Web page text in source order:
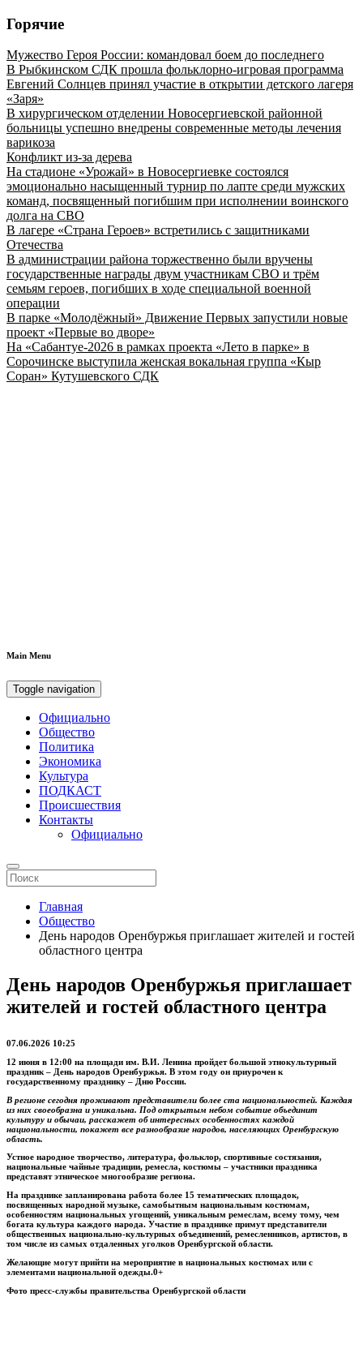
Горячие
Мужество Героя России: командовал боем до последнего
В Рыбкинском СДК прошла фольклорно-игровая программа
Евгений Солнцев принял участие в открытии детского лагеря
«Заря»
В хирургическом отделении Новосергиевской районной
больницы успешно внедрены современные методы лечения
варикоза
Конфликт из-за дерева
На стадионе «Урожай» в Новосергиевке состоялся
эмоционально насыщенный турнир по лапте среди мужских
команд, посвященный погибшим при исполнении воинского
долга на СВО
В лагере «Страна Героев» встретились с защитниками
Отечества
В администрации района торжественно были вручены
государственные награды двум участникам СВО и трём
семьям героев, погибших в ходе специальной военной
операции
В парке «Молодёжный» Движение Первых запустили новые
проект «Первые во дворе»
На «Сабантуе-2026 в рамках проекта «Лето в парке» в
Сорочинске выступила женская вокальная группа «Кыр
Соран» Кутушевского СДК
Main Menu
Toggle navigation
Официально
Общество
Политика
Экономика
Культура
ПОДКАСТ
Происшествия
Контакты
Официально
Главная
Общество
День народов Оренбуржья приглашает жителей и гостей
областного центра
День народов Оренбуржья приглашает
жителей и гостей областного центра
07.06.2026 10:25
12 июня в 12:00 на площади им. В.И. Ленина пройдет большой этнокультурный
праздник – День народов Оренбуржья. В этом году он приурочен к
государственному празднику – Дню России.
В регионе сегодня проживают представители более ста национальностей. Каждая
из них своеобразна и уникальна. Под открытым небом событие объединит
культуру и обычаи, расскажет об интересных особенностях каждой
национальности, покажет все разнообразие народов, населяющих Оренбургскую
область.
Устное народное творчество, литература, фольклор, спортивные состязания,
национальные чайные традиции, ремесла, костюмы – участники праздника
представят этническое многообразие региона.
На празднике запланирована работа более 15 тематических площадок,
посвященных народной музыке, самобытным национальным костюмам,
особенностям национальных угощений, уникальным ремеслам, всему тому, чем
богата культура каждого народа. Участие в празднике примут представители
общественных национально-культурных объединений, ремесленников, артистов, в
том числе из самых отдаленных уголков Оренбургской области.
Желающие могут прийти на мероприятие в национальных костюмах или с
элементами национальной одежды.0+
Фото пресс-службы правительства Оренбургской области